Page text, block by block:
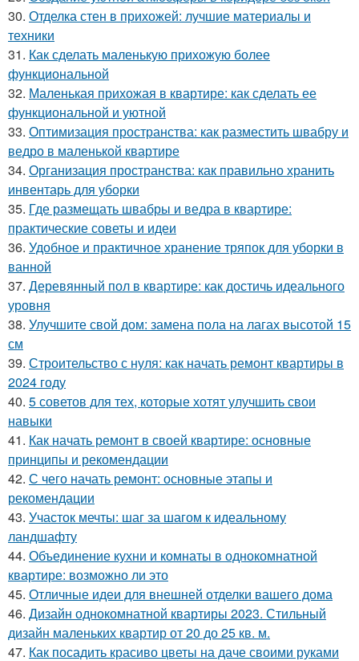
30. Отделка стен в прихожей: лучшие материалы и
техники
31. Как сделать маленькую прихожую более
функциональной
32. Маленькая прихожая в квартире: как сделать ее
функциональной и уютной
33. Оптимизация пространства: как разместить швабру и
ведро в маленькой квартире
34. Организация пространства: как правильно хранить
инвентарь для уборки
35. Где размещать швабры и ведра в квартире:
практические советы и идеи
36. Удобное и практичное хранение тряпок для уборки в
ванной
37. Деревянный пол в квартире: как достичь идеального
уровня
38. Улучшите свой дом: замена пола на лагах высотой 15
см
39. Строительство с нуля: как начать ремонт квартиры в
2024 году
40. 5 советов для тех, которые хотят улучшить свои
навыки
41. Как начать ремонт в своей квартире: основные
принципы и рекомендации
42. С чего начать ремонт: основные этапы и
рекомендации
43. Участок мечты: шаг за шагом к идеальному
ландшафту
44. Объединение кухни и комнаты в однокомнатной
квартире: возможно ли это
45. Отличные идеи для внешней отделки вашего дома
46. Дизайн однокомнатной квартиры 2023. Стильный
дизайн маленьких квартир от 20 до 25 кв. м.
47. Как посадить красиво цветы на даче своими руками